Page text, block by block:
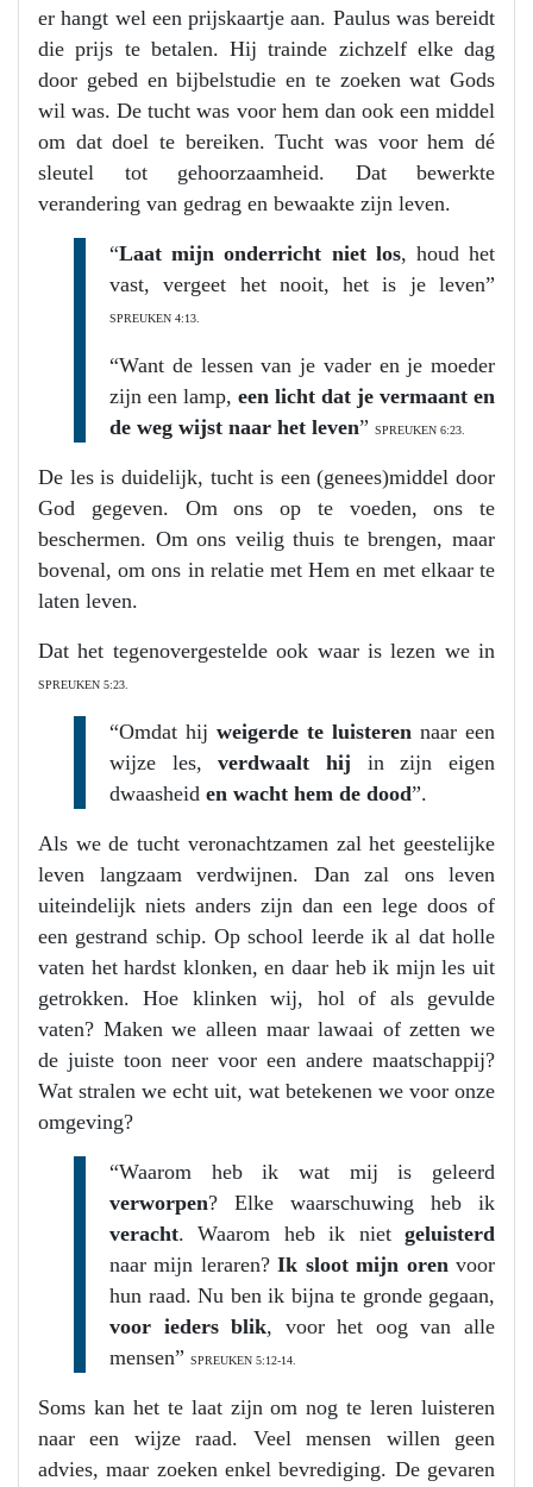
er hangt wel een prijskaartje aan. Paulus was bereidt
die prijs te betalen. Hij trainde zichzelf elke dag
door gebed en bijbelstudie en te zoeken wat Gods
wil was. De tucht was voor hem dan ook een middel
om dat doel te bereiken. Tucht was voor hem dé
sleutel tot gehoorzaamheid. Dat bewerkte
verandering van gedrag en bewaakte zijn leven.
“Laat mijn onderricht niet los, houd het
vast, vergeet het nooit, het is je leven”
SPREUKEN 4:13.
“Want de lessen van je vader en je moeder
zijn een lamp, een licht dat je vermaant en
de weg wijst naar het leven” SPREUKEN 6:23.
De les is duidelijk, tucht is een (genees)middel door
God gegeven. Om ons op te voeden, ons te
beschermen. Om ons veilig thuis te brengen, maar
bovenal, om ons in relatie met Hem en met elkaar te
laten leven.
Dat het tegenovergestelde ook waar is lezen we in
SPREUKEN 5:23.
“Omdat hij weigerde te luisteren naar een
wijze les,verdwaalt hij in zijn eigen
dwaasheid en wacht hem de dood”.
Als we de tucht veronachtzamen zal het geestelijke
leven langzaam verdwijnen. Dan zal ons leven
uiteindelijk niets anders zijn dan een lege doos of
een gestrand schip. Op school leerde ik al dat holle
vaten het hardst klonken, en daar heb ik mijn les uit
getrokken. Hoe klinken wij, hol of als gevulde
vaten? Maken we alleen maar lawaai of zetten we
de juiste toon neer voor een andere maatschappij?
Wat stralen we echt uit, wat betekenen we voor onze
omgeving?
“Waarom heb ik wat mij is geleerd
verworpen? Elke waarschuwing heb ik
veracht. Waarom heb ik niet geluisterd
naar mijn leraren?Ik sloot mijn orenvoor
hun raad. Nu ben ik bijna te gronde gegaan,
voor ieders blik, voor het oog van alle
mensen” SPREUKEN 5:12-14.
Soms kan het te laat zijn om nog te leren luisteren
naar een wijze raad. Veel mensen willen geen
advies, maar zoeken enkel bevrediging. De gevaren